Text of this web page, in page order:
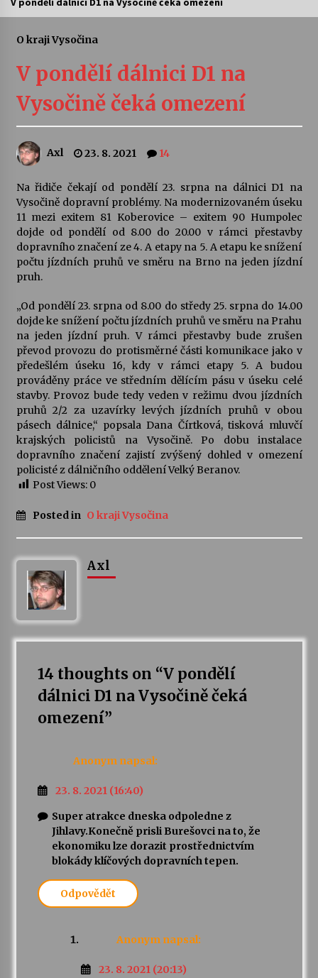
Sukuba Ensemble
kapkou
Veselí muzikanti
Pozvánka na integrační festival Quijotova
šedesátka: 28. 7.–1. 8. 2026
28. 7. 2026
28. 7. 2026
Votavžatský ploty
23. 7. 2026
Letní koncerty ve Stromovce: Rufus Miller
22. 7. 2026
Vysočinka
Ozvěny prázdnin
14. 7. 2026
Varhanní recitál Michala Novenka v Klášteře
Želiv
3. 7. 2026
O kraji Vysočina
V pondělí dálnici D1 na
Vysočině čeká omezení
Axl 23. 8. 2021 14
Na řidiče čekají od pondělí 23. srpna na dálnici D1 na
Vysočině dopravní problémy. Na modernizovaném úseku
11 mezi exitem 81 Koberovice – exitem 90 Humpolec
dojde od pondělí od 8.00 do 20.00 v rámci přestavby
dopravního značení ze 4. A etapy na 5. A etapu ke snížení
počtu jízdních pruhů ve směru na Brno na jeden jízdní
pruh.
„Od pondělí 23. srpna od 8.00 do středy 25. srpna do 14.00
dojde ke snížení počtu jízdních pruhů ve směru na Prahu
na jeden jízdní pruh. V rámci přestavby bude zrušen
převod provozu do protisměrné části komunikace jako v
předešlém úseku 16, kdy v rámci etapy 5. A budou
prováděny práce ve středním dělícím pásu v úseku celé
stavby. Provoz bude tedy veden v režimu dvou jízdních
pruhů 2/2 za uzavírky levých jízdních pruhů v obou
pásech dálnice,“ popsala Dana Čírtková, tisková mluvčí
krajských policistů na Vysočině. Po dobu instalace
dopravního značení zajistí zvýšený dohled v omezení
policisté z dálničního oddělení Velký Beranov.
Post Views: 0
Posted in O kraji Vysočina
Axl
14 thoughts on “V pondělí
dálnici D1 na Vysočině čeká
omezení”
Anonym napsal:
23. 8. 2021 (16:40)
Super atrakce dneska odpoledne z
Jihlavy.Konečně prisli Burešovci na to, že
ekonomiku lze dorazit prostřednictvím
blokády klíčových dopravních tepen.
Odpovědět
Anonym napsal:
23. 8. 2021 (20:13)